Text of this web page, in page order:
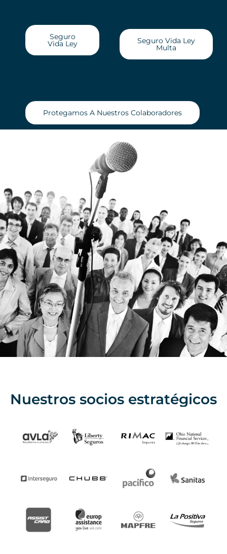
Seguro
Vida Ley Seguro Vida Ley
Multa
Protegamos A Nuestros Colaboradores
Nuestros socios estratégicos